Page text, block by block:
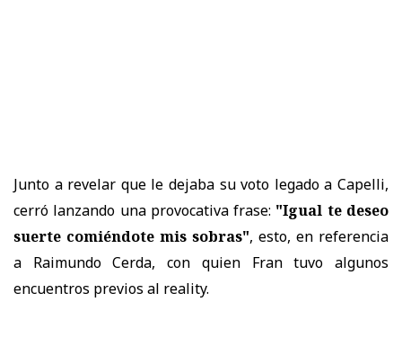
Junto a revelar que le dejaba su voto legado a Capelli,
cerró lanzando una provocativa frase: "Igual te deseo
suerte comiéndote mis sobras", esto, en referencia
a Raimundo Cerda, con quien Fran tuvo algunos
encuentros previos al reality.